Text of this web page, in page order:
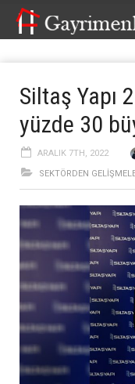
Siltaş Yapı
yüzde 30
ARALIK 7TH, 2022
SEKTÖRDEN